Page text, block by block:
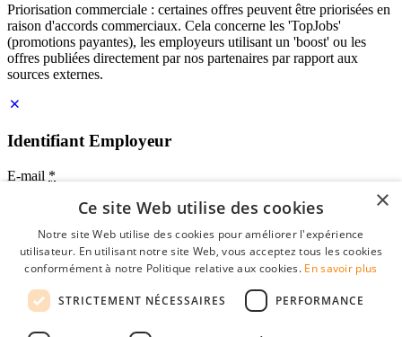
Priorisation commerciale : certaines offres peuvent être priorisées en
raison d'accords commerciaux. Cela concerne les 'TopJobs'
(promotions payantes), les employeurs utilisant un 'boost' ou les
offres publiées directement par nos partenaires par rapport aux
sources externes.
Identifiant Employeur
E-mail *
Mot de passe
se souvenir de moi
mot de passe oublié?
Profil Employeur gratuit
×
Ce site Web utilise des cookies
Notre site Web utilise des cookies pour améliorer l'expérience
utilisateur. En utilisant notre site Web, vous acceptez tous les cookies
conformément à notre Politique relative aux cookies. En savoir plus
STRICTEMENT NÉCESSAIRES PERFORMANCE